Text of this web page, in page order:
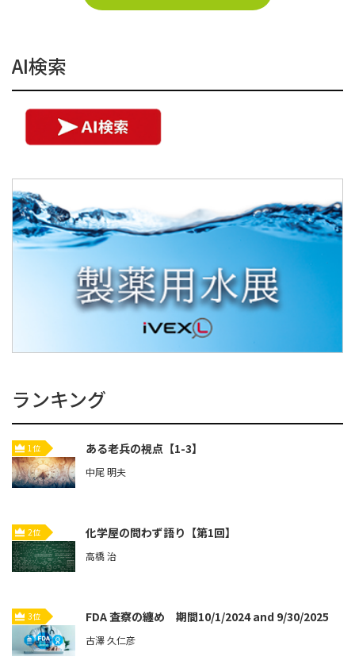
AI検索
ランキング
1位 ある老兵の視点【1-3】
中尾 明夫
2位 化学屋の問わず語り【第1回】
高橋 治
3位 FDA 査察の纏め 期間10/1/2024 and 9/30/2025
古澤 久仁彦